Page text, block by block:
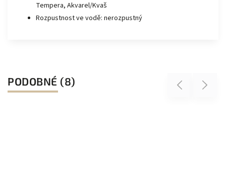
Tempera, Akvarel/Kvaš
Rozpustnost ve vodě: nerozpustný
PODOBNÉ (8) Previous Next